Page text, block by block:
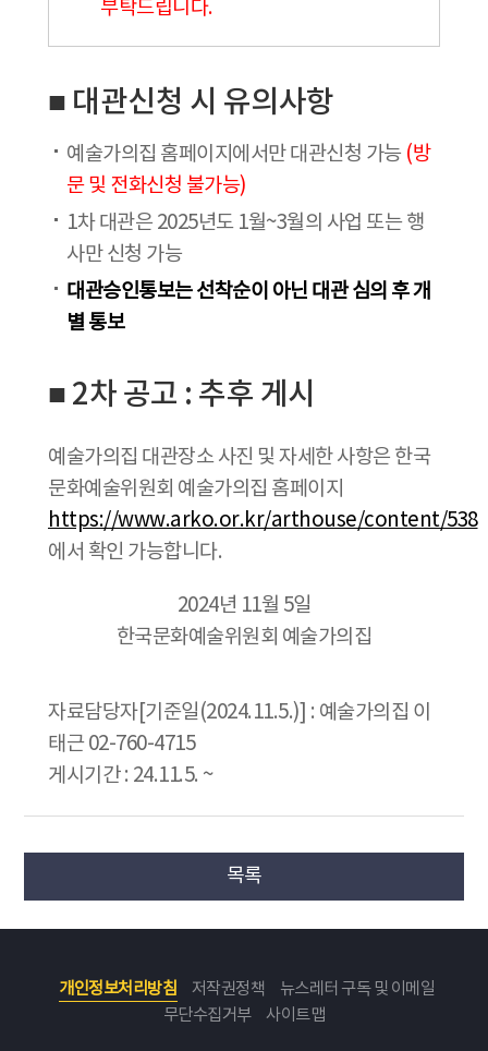
부탁드립니다.
■ 대관신청 시 유의사항
예술가의집 홈페이지에서만 대관신청 가능 (방
문 및 전화신청 불가능)
1차 대관은 2025년도 1월~3월의 사업 또는 행
사만 신청 가능
대관승인통보는 선착순이 아닌 대관 심의 후 개
별 통보
■ 2차 공고 : 추후 게시
예술가의집 대관장소 사진 및 자세한 사항은 한국
문화예술위원회 예술가의집 홈페이지
https://www.arko.or.kr/arthouse/content/538
에서 확인 가능합니다.
2024년 11월 5일
한국문화예술위원회 예술가의집
자료담당자[기준일(2024.11.5.)] : 예술가의집 이
태근 02-760-4715
게시기간 : 24.11.5. ~
목록
개인정보처리방침 저작권정책
뉴스레터 구독 및 이메일
무단수집거부
사이트맵